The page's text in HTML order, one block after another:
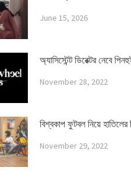
June 15, 2026
অ্যাসিস্টেন্ট ডিরেক্টর নেবে
November 28, 2022
বিশ্বকাপ ফুটবল নিয়ে হাতিলের
November 29, 2022